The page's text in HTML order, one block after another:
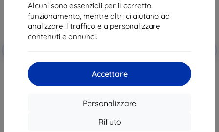
Alcuni sono essenziali per il corretto
funzionamento, mentre altri ci aiutano ad
analizzare il traffico e a personalizzare
contenuti e annunci.
Accettare
Personalizzare
Rifiuto
3mk TechWrap Pellicola
Protettiva Opaca per Display
Centrale BMW 5 G30 2016-20
10,25"
3mk TechWrap Matte Pellicola
protettiva opaca per display
centrale BMW 5 G30 2017-20 8,8"